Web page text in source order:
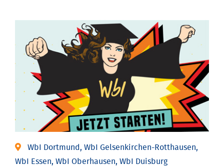
WbI Dortmund, WbI Gelsenkirchen-Rotthausen,
WbI Essen, WbI Oberhausen, WbI Duisburg